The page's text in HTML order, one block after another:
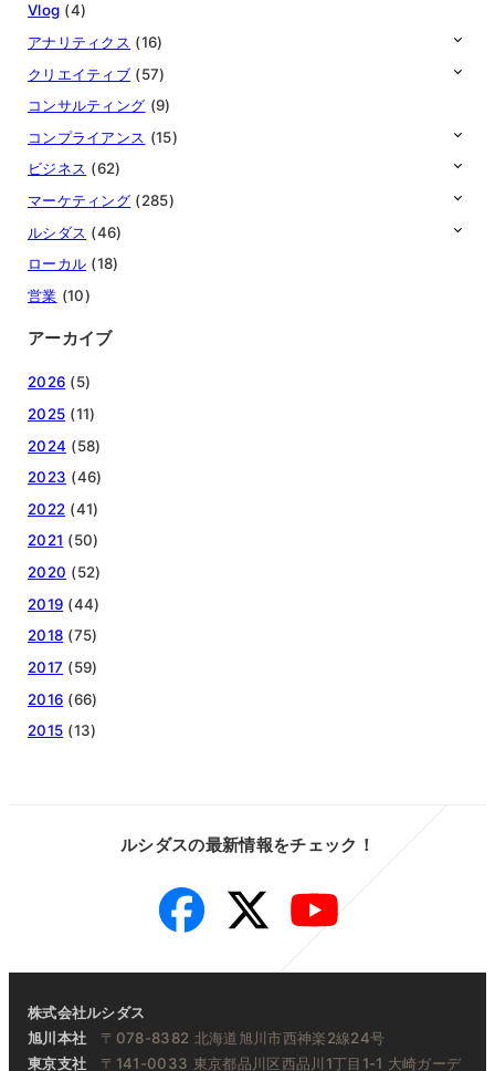
Vlog (4)
アナリティクス (16)
クリエイティブ (57)
コンサルティング (9)
コンプライアンス (15)
ビジネス (62)
マーケティング (285)
ルシダス (46)
ローカル (18)
営業 (10)
アーカイブ
2026 (5)
2025 (11)
2024 (58)
2023 (46)
2022 (41)
2021 (50)
2020 (52)
2019 (44)
2018 (75)
2017 (59)
2016 (66)
2015 (13)
ルシダスの最新情報をチェック！
Facebook Twitter YouTube
株式会社ルシダス
旭川本社 〒078-8382 北海道旭川市西神楽2線24号
東京支社 〒141-0033 東京都品川区西品川1丁目1-1 大崎ガーデ